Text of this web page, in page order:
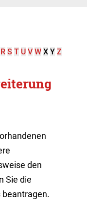
R S T U V W X Y Z
den
Sie die
beantragen.